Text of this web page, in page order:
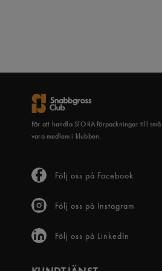
För att handla STORA förpackningar till
vara medlem i klubben.
Följ oss på Facebook
Följ oss på Instagram
Följ oss på LinkedIn